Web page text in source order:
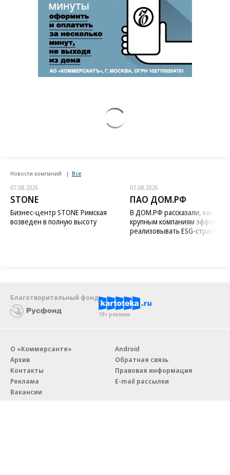
Новости компаний Все
07.08.2026
STONE
Бизнес-центр STONE Римская
возведен в полную высоту
07.08.2026
ПАО ДОМ.РФ
В ДОМ.РФ рассказали, как
крупным компаниям
реализовывать ESG-стратегию
Благотворительный фонд
18+ реклама
О «Коммерсанте»
Архив
Контакты
Реклама
Вакансии
Android
Обратная связь
Правовая информация
E-mail рассылки